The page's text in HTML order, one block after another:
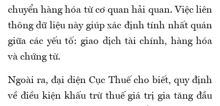
chuyển hàng hóa từ cơ quan hải quan. Việc liên
thông dữ liệu này giúp xác định tính nhất quán
giữa các yếu tố: giao dịch tài chính, hàng hóa
và chứng từ.
Ngoàira, đại diện Cục Thuế cho biết, quy định
về điều kiện khấu trừ thuế giá trị gia tăng đầu